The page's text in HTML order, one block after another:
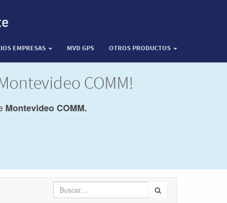
EMPRESAS MVD GPS OTROS PRODUCTOS
COMM!
Montevideo COMM.